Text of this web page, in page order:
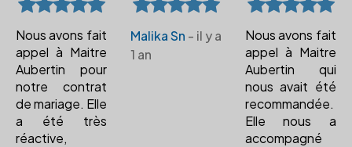
Nous avons fait
appel à Maitre
Aubertin pour
notre contrat
de mariage. Elle
a été très
réactive,
Malika Sn - il y a
1 an
Nous avons fait
appel à Maitre
Aubertin qui
nous avait été
recommandée.
Elle nous a
accompagné